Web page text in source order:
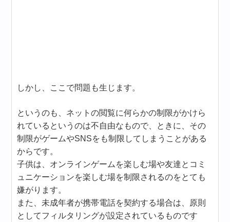
しかし、ここで問題も生じます。
というのも、ネットの閲覧に何らかの制限がかけら
れているというのは不自由なもので、ときに、その
制限がゲームやSNSをも制限してしまうことがある
からです。
子供は、オンラインゲームを楽しむ場や友達とコミ
ュニケーションを楽しむ場を制限されるのをとても
嫌がります。
また、未成年者が携帯電話を契約する場合は、原則
としてフィルタリングが設定されているものです